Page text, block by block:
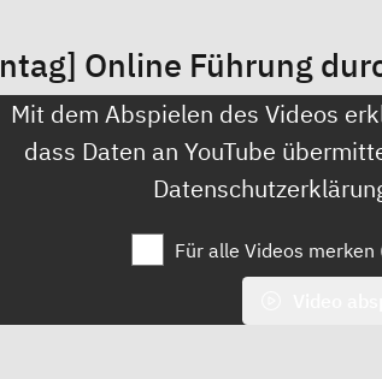
Online Führung
Mit dem Abspielen des Videos
dass Daten an YouTube
Für alle Videos